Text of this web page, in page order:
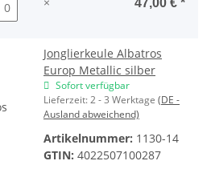
47,00 € *
Jonglierkeule Albatros
Europ Metallic silber
Sofort verfügbar
Lieferzeit:2 - 3 Werktage (DE -
Ausland abweichend)
Artikelnummer: 1130-14
GTIN: 4022507100287